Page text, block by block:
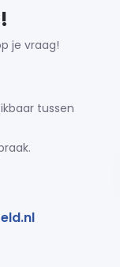
je vraag!
tussen